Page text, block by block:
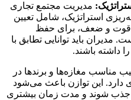
مدیریت مجتمع تجاری
استراتژیک، شامل تعیین
قوت و ضعف، برای حفظ
باید توانایی تطابق با
داشته باشند.
مناسب مغازه‌ها و برندها در
دارد. این توازن باعث می‌شود
جذب شوند و مدت زمان بیشتری